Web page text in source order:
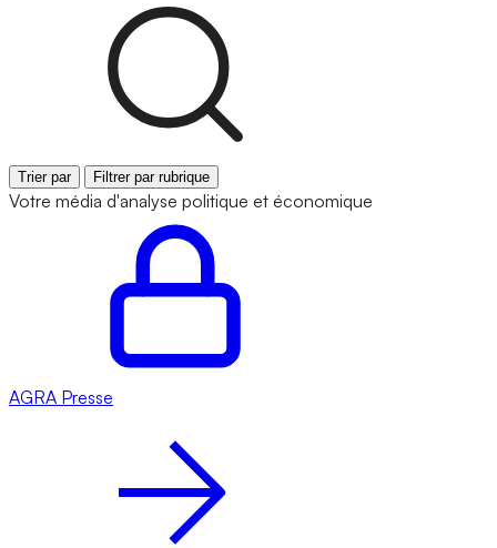
Trier par Filtrer par rubrique
Votre média d'analyse politique et économique
AGRA Presse